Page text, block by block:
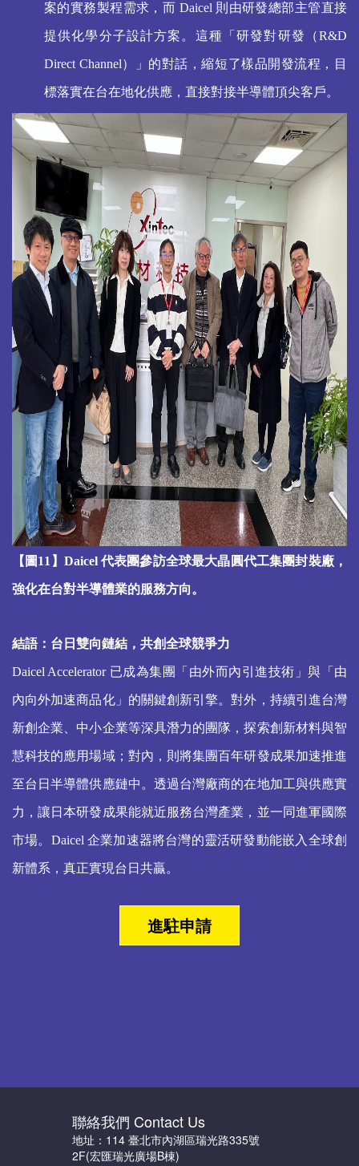
案的實務製程需求，而 Daicel 則由研發總部主管直接
提供化學分子設計方案。這種「研發對研發（R&D
Direct Channel）」的對話，縮短了樣品開發流程，目
標落實在台在地化供應，直接對接半導體頂尖客戶。
【圖11】Daicel 代表團參訪全球最大晶圓代工集團封裝廠，
強化在台對半導體業的服務方向。
結語：台日雙向鏈結，共創全球競爭力
Daicel Accelerator 已成為集團「由外而內引進技術」與「由
內向外加速商品化」的關鍵創新引擎。對外，持續引進台灣
新創企業、中小企業等深具潛力的團隊，探索創新材料與智
慧科技的應用場域；對內，則將集團百年研發成果加速推進
至台日半導體供應鏈中。透過台灣廠商的在地加工與供應實
力，讓日本研發成果能就近服務台灣產業，並一同進軍國際
市場。Daicel 企業加速器將台灣的靈活研發動能嵌入全球創
新體系，真正實現台日共贏。
進駐申請
聯絡我們 Contact Us
地址：114 臺北市內湖區瑞光路335號
2F(宏匯瑞光廣場B棟)